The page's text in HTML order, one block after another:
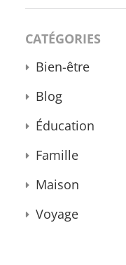
CATÉGORIES
Bien-être
Blog
Éducation
Famille
Maison
Voyage